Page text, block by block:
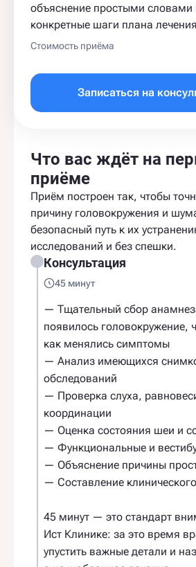
объяснение простыми словами
конкретные шаги плана
Стоимость приёма
Записаться на
Что вас ждёт на
приёме
Приём построен так, чтобы
причину головокружения и
безопасный путь к их
исследований и без спешки.
Консультация
45 минут
— Тщательный сбор
появилось головокружение,
как менялись симптомы
— Анализ имеющихся
обследований
— Проверка слуха,
координации
— Оценка состояния шеи и
— Функциональные и
— Объяснение причины
— Составление
45 минут — это стандарт
Ист Клинике: за это время
упустить важные детали и